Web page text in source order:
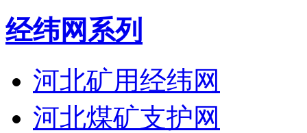
经纬网系列
河北矿用经纬网
河北煤矿支护网